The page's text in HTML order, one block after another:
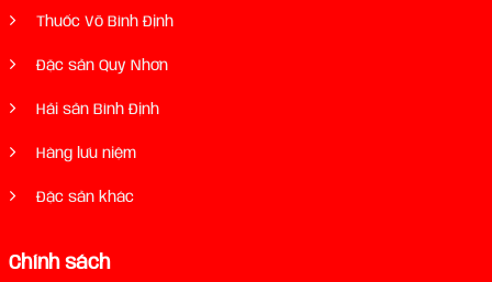
Thuốc Võ Bình Định
Đặc sản Quy Nhơn
Hải sản Bình Định
Hàng lưu niệm
Đặc sản khác
Chính sách